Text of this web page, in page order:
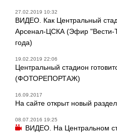
27.02.2019 10:32
ВИДЕО. Как Центральный
Арсенал-ЦСКА (Эфир "Вести-
года)
19.02.2019 22:06
Центральный стадион
(ФОТОРЕПОРТАЖ)
16.09.2017
На сайте открыт новый раздел
08.07.2016 19:25
ВИДЕО. На Центральном